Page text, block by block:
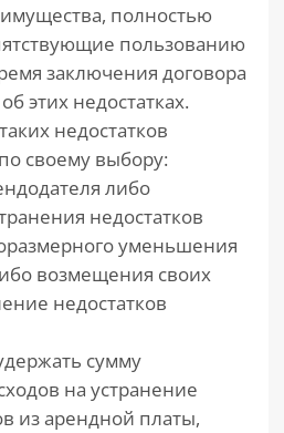
полностью
пользованию
заключения договора
этих недостатках.
недостатков
своему выбору:
либо
недостатков
уменьшения
возмещения своих
недостатков
сумму
на устранение
из арендной платы,